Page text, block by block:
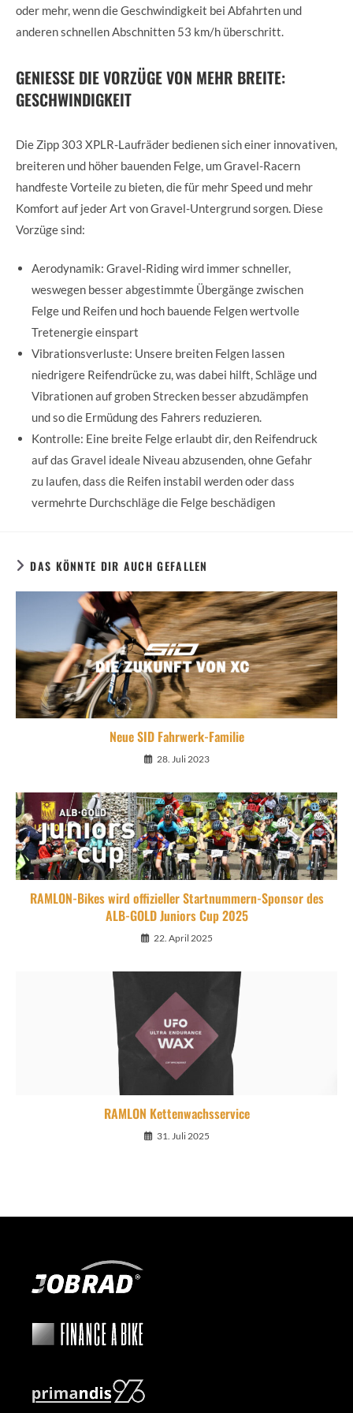
oder mehr, wenn die Geschwindigkeit bei Abfahrten und
anderen schnellen Abschnitten 53 km/h überschritt.
GENIESSE DIE VORZÜGE VON MEHR BREITE:
GESCHWINDIGKEIT
Die Zipp 303 XPLR-Laufräder bedienen sich einer innovativen,
breiteren und höher bauenden Felge, um Gravel-Racern
handfeste Vorteile zu bieten, die für mehr Speed und mehr
Komfort auf jeder Art von Gravel-Untergrund sorgen. Diese
Vorzüge sind:
Aerodynamik: Gravel-Riding wird immer schneller,
weswegen besser abgestimmte Übergänge zwischen
Felge und Reifen und hoch bauende Felgen wertvolle
Tretenergie einspart
Vibrationsverluste: Unsere breiten Felgen lassen
niedrigere Reifendrücke zu, was dabei hilft, Schläge und
Vibrationen auf groben Strecken besser abzudämpfen
und so die Ermüdung des Fahrers reduzieren.
Kontrolle: Eine breite Felge erlaubt dir, den Reifendruck
auf das Gravel ideale Niveau abzusenden, ohne Gefahr
zu laufen, dass die Reifen instabil werden oder dass
vermehrte Durchschläge die Felge beschädigen
DAS KÖNNTE DIR AUCH GEFALLEN
Neue SID Fahrwerk-Familie
28. Juli 2023
RAMLON-Bikes wird offizieller Startnummern-Sponsor des
ALB-GOLD Juniors Cup 2025
22. April 2025
RAMLON Kettenwachsservice
31. Juli 2025